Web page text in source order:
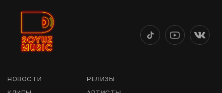
НОВОСТИ
РЕЛИЗЫ